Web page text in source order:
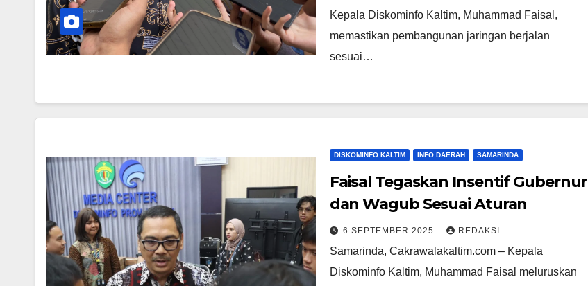
Kepala Diskominfo Kaltim, Muhammad Faisal,
memastikan pembangunan jaringan berjalan
sesuai…
DISKOMINFO KALTIM INFO DAERAH SAMARINDA
Faisal Tegaskan Insentif Gubernur
dan Wagub Sesuai Aturan
6 SEPTEMBER 2025 REDAKSI
Samarinda, Cakrawalakaltim.com – Kepala
Diskominfo Kaltim, Muhammad Faisal meluruskan